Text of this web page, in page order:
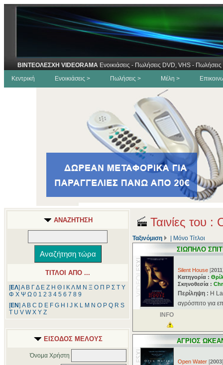
ΒΙΝΤΕΟΛΕΣΧΗ VIDEORAMA Ενοικιάσεις - Πωλήσεις DVD, VHS -
Κεντρική
Ενοικιάσεις > Πωλήσεις > Μέλη >
ΑΝΑΖΗΤΗΣΗ
ΤΙΤΛΟΙ ΑΠΟ ...
[ΕΛ] Α Β ΓΔ Ε Ζ Η Θ ΚΛ Μ Ν Ξ Ο Π Ρ Σ Τ Υ
Φ Χ Ψ Ω 0 1 2 3 4 5 6 7 8 9
[ΕΝ] A B C D E F G H J K L M N O P Q R S
T U V W X Y Z
ΕΙΣΟΔΟΣ ΜΕΛΟΥΣ
Όνομα Χρήστη
Ταινίες του
Ταξινόμιση Μόνο Τίτλοι
ΣΙΩΠΗΛΟ
Silent House [2011
Κατηγορία :
Σκηνοθεσία :
Περίληψη : H
αγρόσπιτο για
INFO
ΑΓΡΙΟΣ
Open Water [2003]